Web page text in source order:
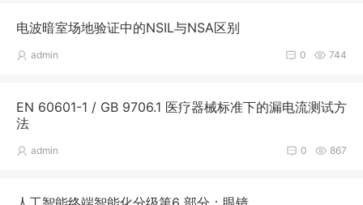
电波暗室场地验证中的NSIL与NSA区别
744
0
admin
EN 60601-1 / GB 9706.1 医疗器械标准下的漏电流测试方
法
867
0
admin